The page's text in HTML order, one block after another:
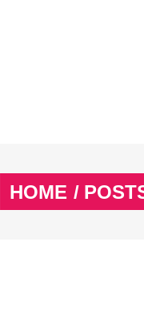
HOME /